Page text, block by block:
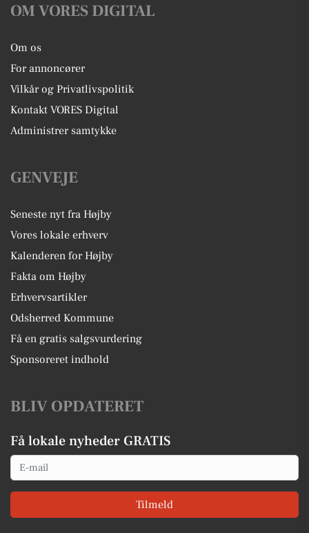
OM VORES DIGITAL
Om os
For annoncører
Vilkår og Privatlivspolitik
Kontakt VORES Digital
Administrer samtykke
GENVEJE
Seneste nyt fra Højby
Vores lokale erhverv
Kalenderen for Højby
Fakta om Højby
Erhvervsartikler
Odsherred Kommune
Få en gratis salgsvurdering
Sponsoreret indhold
BLIV OPDATERET
Få lokale nyheder GRATIS
Email
Tilmeld